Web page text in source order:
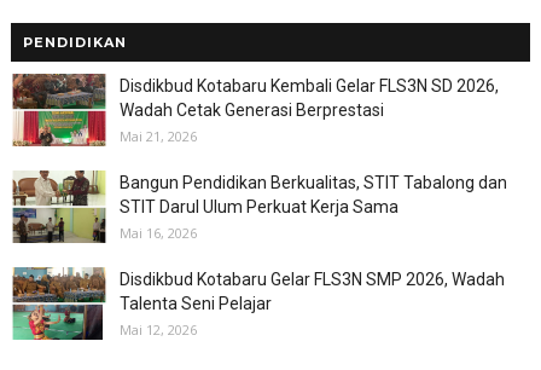
PENDIDIKAN
Disdikbud Kotabaru Kembali Gelar FLS3N SD 2026,
Wadah Cetak Generasi Berprestasi
Mai 21, 2026
Bangun Pendidikan Berkualitas, STIT Tabalong dan
STIT Darul Ulum Perkuat Kerja Sama
Mai 16, 2026
Disdikbud Kotabaru Gelar FLS3N SMP 2026, Wadah
Talenta Seni Pelajar
Mai 12, 2026